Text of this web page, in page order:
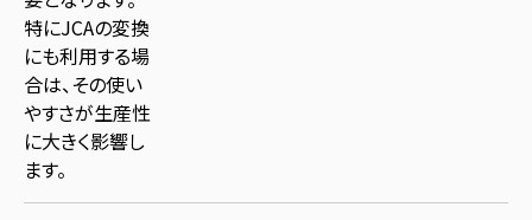
特にJCAの変換
にも利用する場
合は、その使い
やすさが生産性
に大きく影響し
ます。